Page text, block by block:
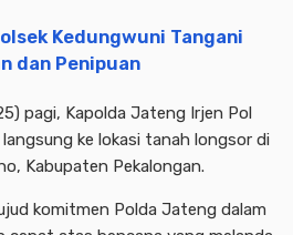
Kedungwuni Tangani
dan Penipuan
pagi, Kapolda Jateng Irjen Pol
ke lokasi tanah longsor di
Kabupaten Pekalongan.
komitmen Polda Jateng dalam